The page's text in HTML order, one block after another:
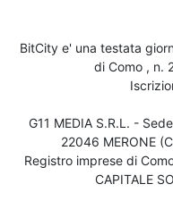
BitCity e' una testata
di Como , n.
G11 MEDIA S.R.L. -
22046 MERONE
Registro imprese di
CAPITALE